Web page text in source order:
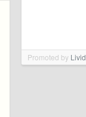
Promoted by Livid